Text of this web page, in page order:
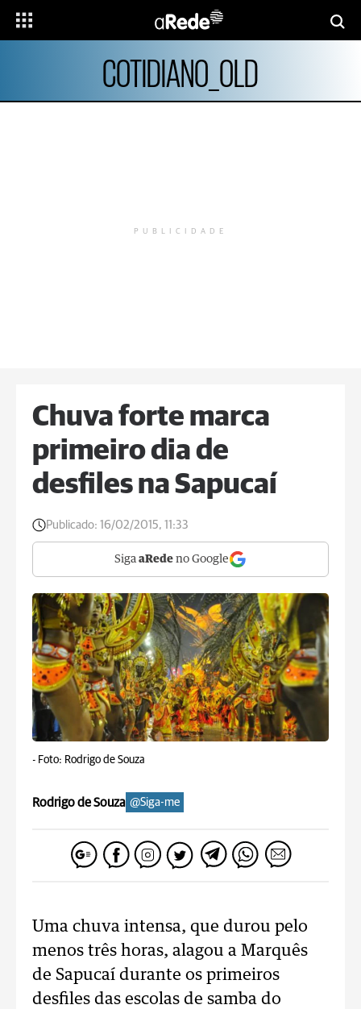
COTIDIANO_OLD
PUBLICIDADE
Chuva forte marca
primeiro dia de
desfiles na Sapucaí
Publicado: 16/02/2015, 11:33
Siga aRede no Google
- Foto: Rodrigo de Souza
Rodrigo de Souza @Siga-me
Uma chuva intensa, que durou pelo
menos três horas, alagou a Marquês
de Sapucaí durante os primeiros
desfiles das escolas de samba do